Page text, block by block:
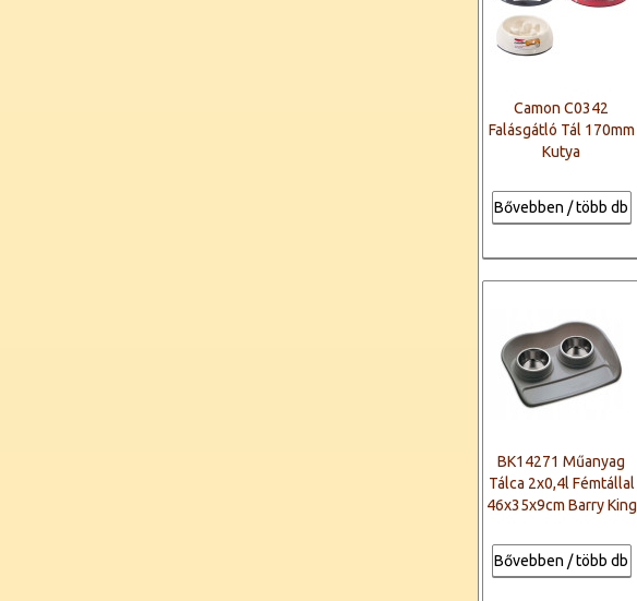
Camon C0342
Falásgátló Tál 170mm
Kutya
Bővebben / több db
BK14271 Műanyag
Tálca 2x0,4l Fémtállal
46x35x9cm Barry King
Bővebben / több db